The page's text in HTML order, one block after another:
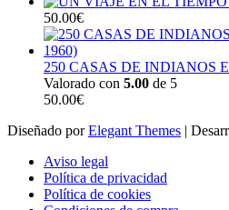
50.00€
250 CASAS DE INDIANOS
Valorado con 5.00 de 5
50.00€
Diseñado porElegant Themes |
Aviso legal
Política de privacidad
Política de cookies